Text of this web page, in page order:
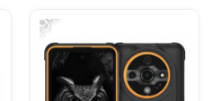
-19%